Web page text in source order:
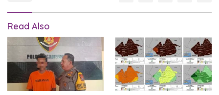
Read Also